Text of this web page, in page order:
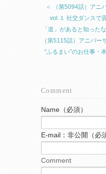
＜ （第5094話）アニ
vol.１ 社交ダンスで
「道」があると知った
（第5115話）アニバー
“ふるまい”のお仕事・
Comment
Name（必須）
E-mail：非公開（必
Comment